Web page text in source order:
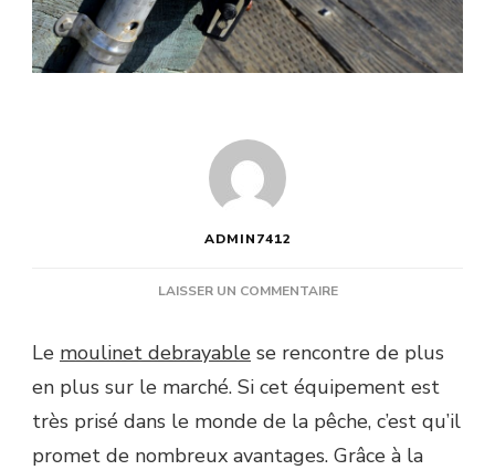
ADMIN7412
LAISSER UN COMMENTAIRESUR
DEBRAYABLE
?
Le moulinet debrayable se rencontre de plus
en plus sur le marché. Si cet équipement est
très prisé dans le monde de la pêche, c’est qu’il
promet de nombreux avantages. Grâce à la